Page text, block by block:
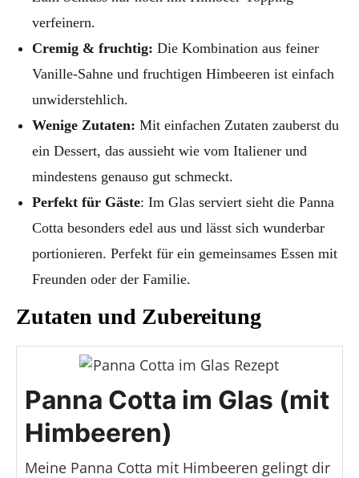
verfeinern.
Cremig & fruchtig: Die Kombination aus feiner
Vanille-Sahne und fruchtigen Himbeeren ist einfach
unwiderstehlich.
Wenige Zutaten: Mit einfachen Zutaten zauberst du
ein Dessert, das aussieht wie vom Italiener und
mindestens genauso gut schmeckt.
Perfekt für Gäste: Im Glas serviert sieht die Panna
Cotta besonders edel aus und lässt sich wunderbar
portionieren. Perfekt für ein gemeinsames Essen mit
Freunden oder der Familie.
Zutaten und Zubereitung
Panna Cotta im Glas (mit
Himbeeren)
Meine Panna Cotta mit Himbeeren gelingt dir